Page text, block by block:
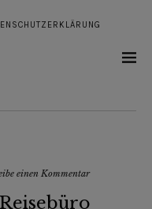
einen Kommentar